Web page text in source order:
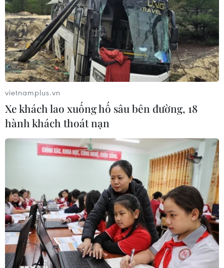
vietnamplus.vn
Xe khách lao xuống hố sâu bên đường, 18
hành khách thoát nạn